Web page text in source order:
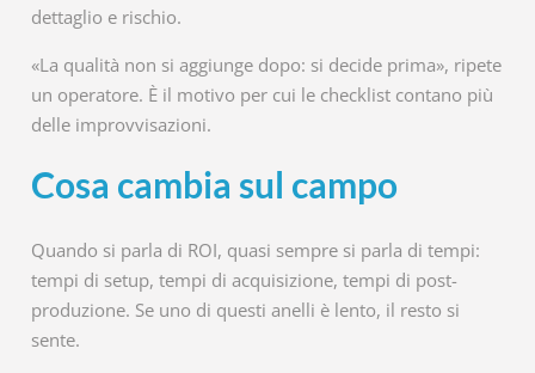
dettaglio e rischio.
«La qualità non si aggiunge dopo: si decide prima», ripete
un operatore. È il motivo per cui le checklist contano più
delle improvvisazioni.
Cosa cambia sul campo
Quando si parla di ROI, quasi sempre si parla di tempi:
tempi di setup, tempi di acquisizione, tempi di post-
produzione. Se uno di questi anelli è lento, il resto si
sente.